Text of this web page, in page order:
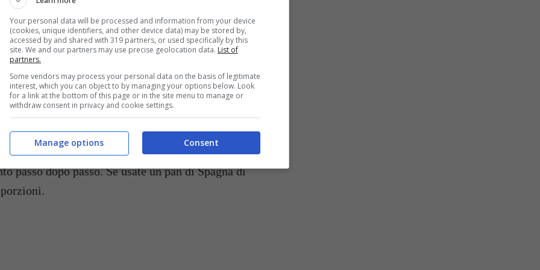
fantasmino Spookie al cocco e cioccolato bianco – buttalapasta.it
del cocco, che si mescola con il cioccolato
davvero sublime, lo dovete provare!
passo dopo passo. Se usate un pan di Spagna di
Your personal data will be processed and information from your device
(cookies, unique identifiers, and other device data) may be stored by,
accessed by and shared with 319 partners, or used specifically by this
site. We and our partners may use precise geolocation data. List of
partners.
Some vendors may process your personal data on the basis of legitimate
interest, which you can object to by managing your options below. Look
for a link at the bottom of this page or in the site menu to manage or
withdraw consent in privacy and cookie settings.
Consent
Manage options